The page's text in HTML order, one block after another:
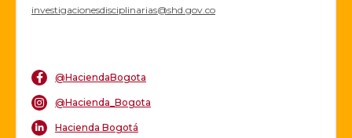
investigacionesdisciplinarias@shd.gov.co
@HaciendaBogota
@Hacienda_Bogota
Hacienda Bogotá